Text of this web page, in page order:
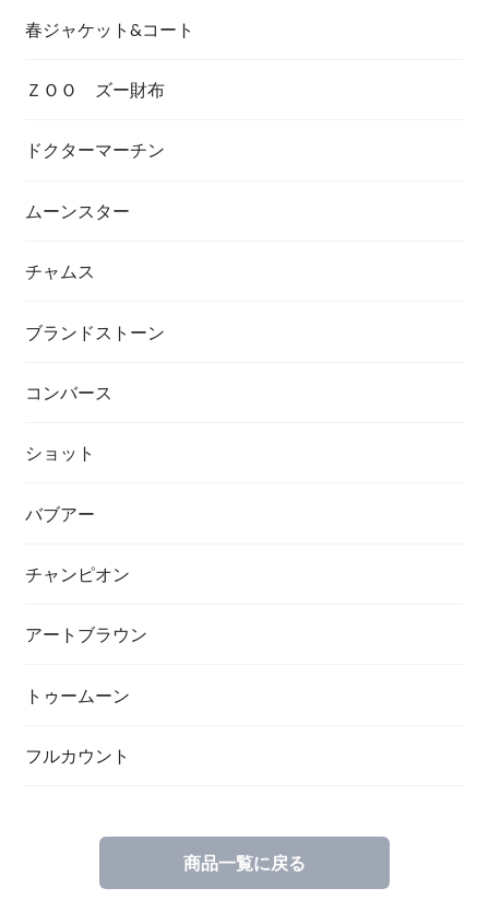
春ジャケット&コート
ＺＯＯ ズー財布
ドクターマーチン
ムーンスター
チャムス
ブランドストーン
コンバース
ショット
バブアー
チャンピオン
アートブラウン
トゥームーン
フルカウント
商品一覧に戻る